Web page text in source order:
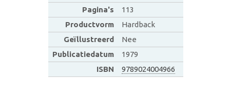
Pagina's
113
Productvorm
Hardback
Geïllustreerd
Nee
Publicatiedatum
1979
ISBN
9789024004966